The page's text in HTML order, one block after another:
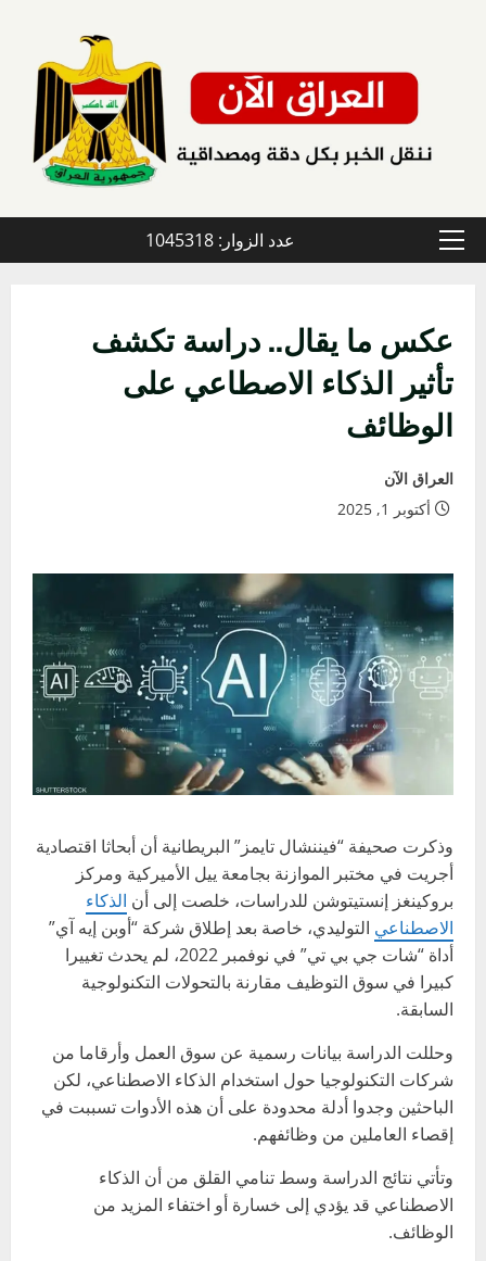
القائمة
عدد الزوار: 1045318
عكس ما يقال.. دراسة تكشف
تأثير الذكاء الاصطاعي على
الوظائف
العراق الآن
أكتوبر 1, 2025
وذكرت صحيفة “فيننشال تايمز” البريطانية أن أبحاثا اقتصادية
أجريت في مختبر الموازنة بجامعة ييل الأميركية ومركز
بروكينغز إنستيتوشن للدراسات، خلصت إلى أن الذكاء
الاصطناعي التوليدي، خاصة بعد إطلاق شركة “أوبن إيه آي”
أداة “شات جي بي تي” في نوفمبر 2022، لم يحدث تغييرا
كبيرا في سوق التوظيف مقارنة بالتحولات التكنولوجية
السابقة.
وحللت الدراسة بيانات رسمية عن سوق العمل وأرقاما من
شركات التكنولوجيا حول استخدام الذكاء الاصطناعي، لكن
الباحثين وجدوا أدلة محدودة على أن هذه الأدوات تسببت في
إقصاء العاملين من وظائفهم.
وتأتي نتائج الدراسة وسط تنامي القلق من أن الذكاء
الاصطناعي قد يؤدي إلى خسارة أو اختفاء المزيد من
الوظائف.